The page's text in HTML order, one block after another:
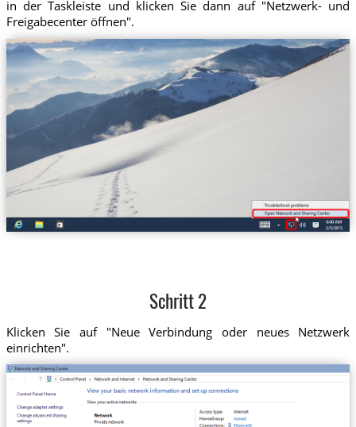
in der Taskleiste und klicken Sie dann auf "Netzwerk- und
Freigabecenter öffnen".
Schritt 2
Klicken Sie auf "Neue Verbindung oder neues Netzwerk
einrichten".